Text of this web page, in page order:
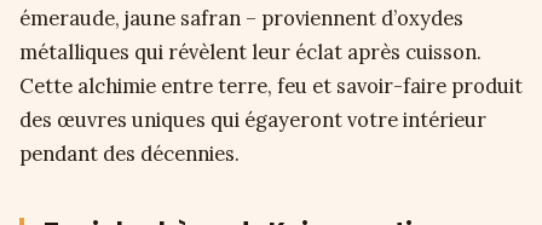
émeraude, jaune safran – proviennent d’oxydes
métalliques qui révèlent leur éclat après cuisson.
Cette alchimie entre terre, feu et savoir-faire produit
des œuvres uniques qui égayeront votre intérieur
pendant des décennies.